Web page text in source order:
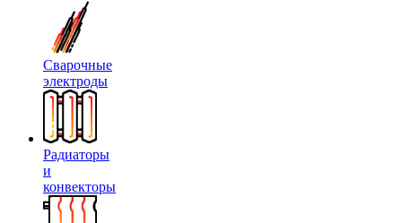
Сварочные
электроды
Радиаторы
и
конвекторы